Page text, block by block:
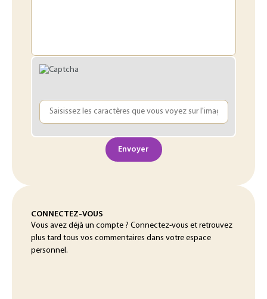
Envoyer
CONNECTEZ-VOUS
Vous avez déjà un compte ? Connectez-vous et retrouvez
plus tard tous vos commentaires dans votre espace
personnel.